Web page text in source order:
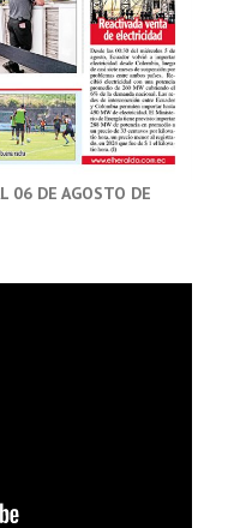
06 DE AGOSTO DE